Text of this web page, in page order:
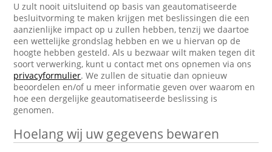
U zult nooit uitsluitend op basis van geautomatiseerde
besluitvorming te maken krijgen met beslissingen die een
aanzienlijke impact op u zullen hebben, tenzij we daartoe
een wettelijke grondslag hebben en we u hiervan op de
hoogte hebben gesteld. Als u bezwaar wilt maken tegen dit
soort verwerking, kunt u contact met ons opnemen via ons
privacyformulier. We zullen de situatie dan opnieuw
beoordelen en/of u meer informatie geven over waarom en
hoe een dergelijke geautomatiseerde beslissing is
genomen.
Hoelang wij uw gegevens bewaren